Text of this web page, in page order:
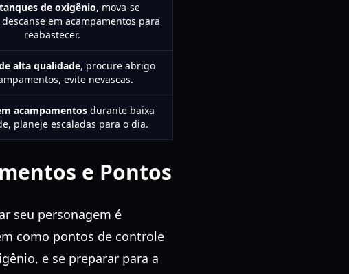
de oxigênio, mova-se
em acampamentos para
reabastecer.
alta qualidade, procure abrigo
evite nevascas.
acampamentos durante baixa
planeje escaladas para o dia.
e Pontos
seu personagem é
como pontos de controle
e se preparar para a